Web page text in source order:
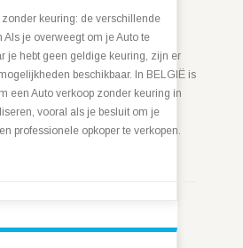
keuring: de verschillende
Als je overweegt om je Auto te
je hebt geen geldige keuring, zijn er
beschikbaar. In BELGIË is
een Auto verkoop zonder keuring in
vooral als je besluit om je
professionele opkoper te verkopen.